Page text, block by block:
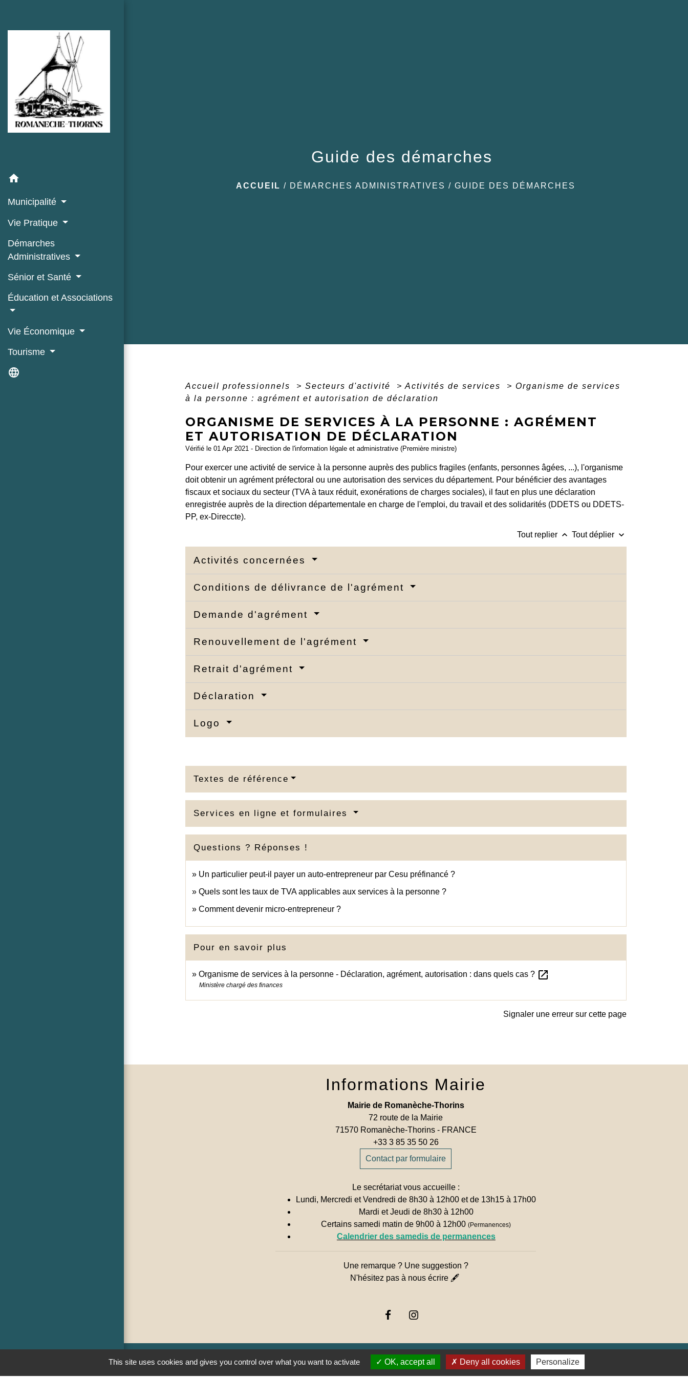
home
Municipalité
Vie Pratique
Démarches
Administratives
Sénior et Santé
Éducation et Associations
Vie Économique
Tourisme
language
Guide des démarches
ACCUEIL / DÉMARCHES ADMINISTRATIVES /GUIDE DES DÉMARCHES
Accueil professionnels > Secteurs d'activité > Activités de services > Organisme de services
à la personne : agrément et autorisation de déclaration
ORGANISME DE SERVICES À LA PERSONNE : AGRÉMENT
ET AUTORISATION DE DÉCLARATION
Vérifié le 01 Apr 2021 - Direction de l'information légale et administrative (Première ministre)
Pour exercer une activité de service à la personne auprès des publics fragiles (enfants, personnes âgées, ...), l'organisme
doit obtenir un agrément préfectoral ou une autorisation des services du département. Pour bénéficier des avantages
fiscaux et sociaux du secteur (TVA à taux réduit, exonérations de charges sociales), il faut en plus une déclaration
enregistrée auprès de la direction départementale en charge de l'emploi, du travail et des solidarités (DDETS ou DDETS-
PP, ex-Direccte).
Tout replier keyboard_arrow_up Tout déplier keyboard_arrow_down
Activités concernées
Conditions de délivrance de l'agrément
Demande d'agrément
Renouvellement de l'agrément
Retrait d'agrément
Déclaration
Logo
Textes de référence
Services en ligne et formulaires
Questions ? Réponses !
Un particulier peut-il payer un auto-entrepreneur par Cesu préfinancé ?
Quels sont les taux de TVA applicables aux services à la personne ?
Comment devenir micro-entrepreneur ?
Pour en savoir plus
Organisme de services à la personne - Déclaration, agrément, autorisation : dans quels cas ? open_in_new
Ministère chargé des finances
Signaler une erreur sur cette page
Informations Mairie
Mairie de Romanèche-Thorins
72 route de la Mairie
71570 Romanèche-Thorins - FRANCE
+33 3 85 35 50 26
Contact par formulaire
Le secrétariat vous accueille :
Lundi, Mercredi et Vendredi de 8h30 à 12h00 et de 13h15 à 17h00
Mardi et Jeudi de 8h30 à 12h00
Certains samedi matin de 9h00 à 12h00(Permanences)
Calendrier des samedis de permanences
Une remarque ? Une suggestion ?
N'hésitez pas à nous écrire 🖋
This site uses cookies and gives you control over what you want to activate OK, accept all Deny all cookies Personalize